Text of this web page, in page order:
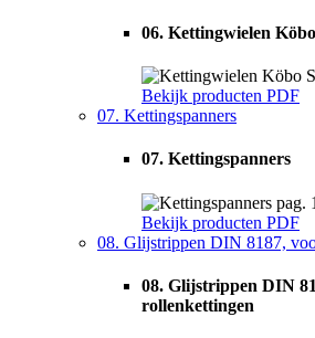
06. Kettingwielen
Bekijk producten PDF
07. Kettingspanners
07. Kettingspanners
pag.
Bekijk producten PDF
08. Glijstrippen DIN 8187,
08. Glijstrippen DIN
rollenkettingen